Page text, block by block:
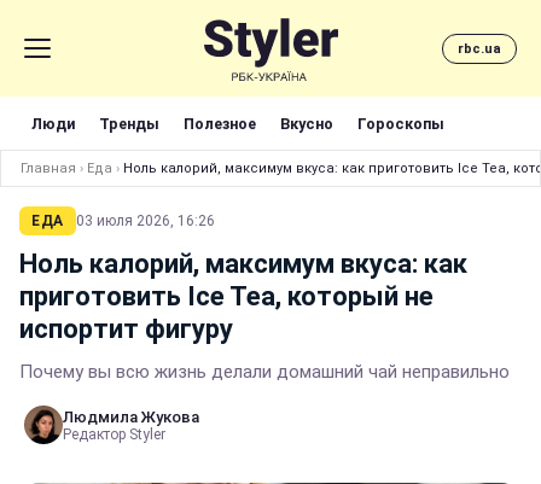
rbc.ua
Люди Тренды Полезное Вкусно Гороскопы
Главная › Еда › Ноль калорий, максимум вкуса: как приготовить Ice Tea,
ЕДА 03 июля 2026, 16:26
Ноль калорий, максимум вкуса: как
приготовить Ice Tea, который не
испортит фигуру
Почему вы всю жизнь делали домашний чай неправильно
Людмила Жукова
Редактор Styler